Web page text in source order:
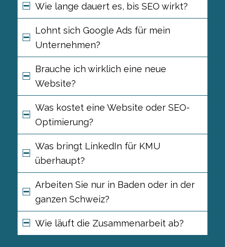
Wie lange dauert es, bis SEO wirkt?
Lohnt sich Google Ads für mein
Unternehmen?
Brauche ich wirklich eine neue
Website?
Was kostet eine Website oder SEO-
Optimierung?
Was bringt LinkedIn für KMU
überhaupt?
Arbeiten Sie nur in Baden oder in der
ganzen Schweiz?
Wie läuft die Zusammenarbeit ab?